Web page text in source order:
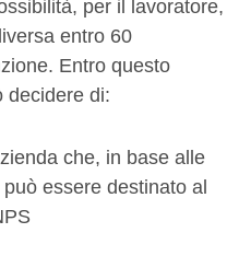
per il lavoratore,
entro 60
Entro questo
decidere di:
che, in base alle
essere destinato al